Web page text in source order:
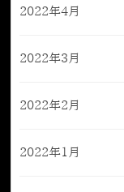
2022年4月
2022年3月
2022年2月
2022年1月